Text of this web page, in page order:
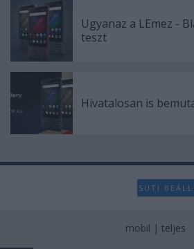
Ugyanaz a LEmez -
teszt
Hivatalosan is
SÜTI
mobil | teljes